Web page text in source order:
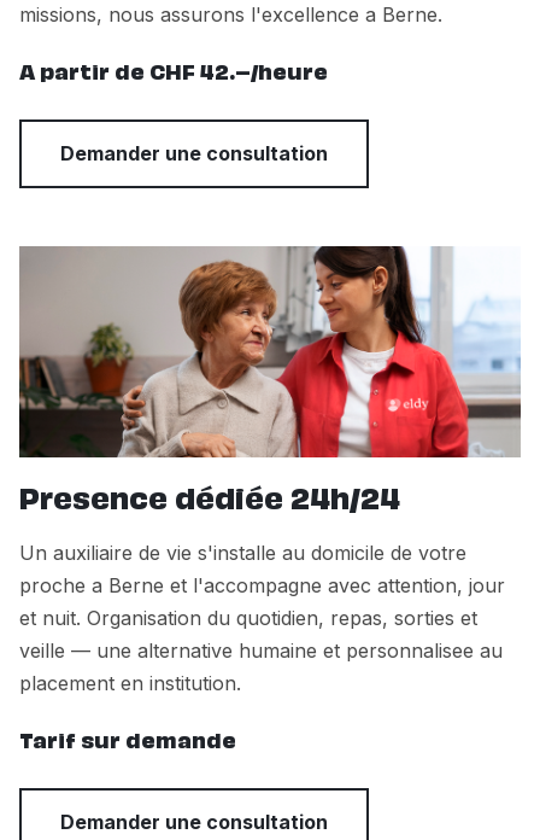
missions, nous assurons l'excellence a Berne.
A partir de CHF 42.–/heure
Demander une consultation
Presence dédiée 24h/24
Un auxiliaire de vie s'installe au domicile de votre
proche a Berne et l'accompagne avec attention, jour
et nuit. Organisation du quotidien, repas, sorties et
veille — une alternative humaine et personnalisee au
placement en institution.
Tarif sur demande
Demander une consultation